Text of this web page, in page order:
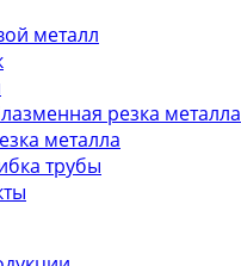
металл
резка металла
металла
трубы